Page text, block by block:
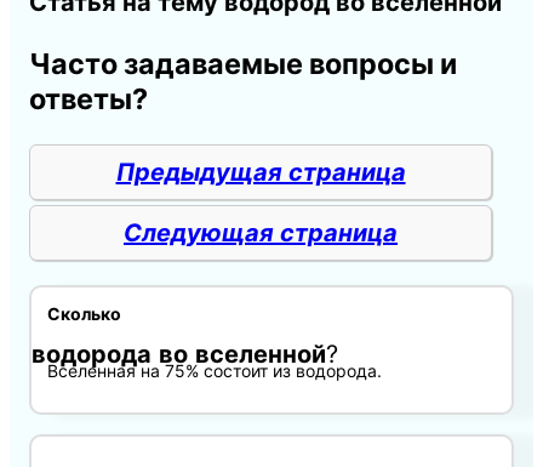
Часто задаваемые вопросы и
ответы?
Предыдущая страница
Следующая страница
Сколько
водорода во вселенной?
Вселенная на 75% состоит из водорода.